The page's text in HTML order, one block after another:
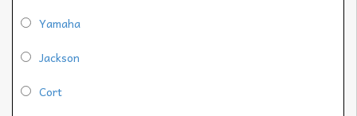
Yamaha
Jackson
Cort